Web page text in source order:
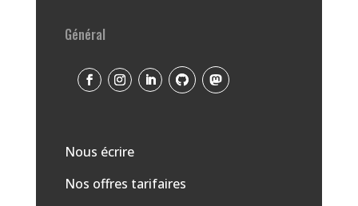
Général
Nous écrire
Nos offres tarifaires